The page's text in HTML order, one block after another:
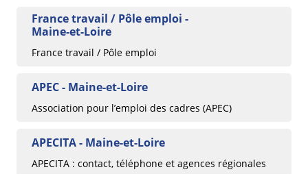
France travail / Pôle emploi -
Maine-et-Loire
France travail / Pôle emploi
APEC - Maine-et-Loire
Association pour l’emploi des cadres (APEC)
APECITA - Maine-et-Loire
APECITA : contact, téléphone et agences régionales